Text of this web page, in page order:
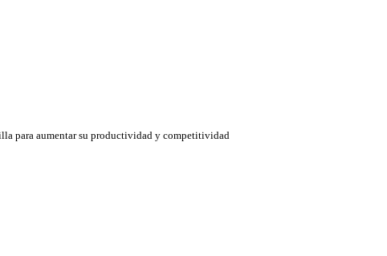
para aumentar su productividad y competitividad